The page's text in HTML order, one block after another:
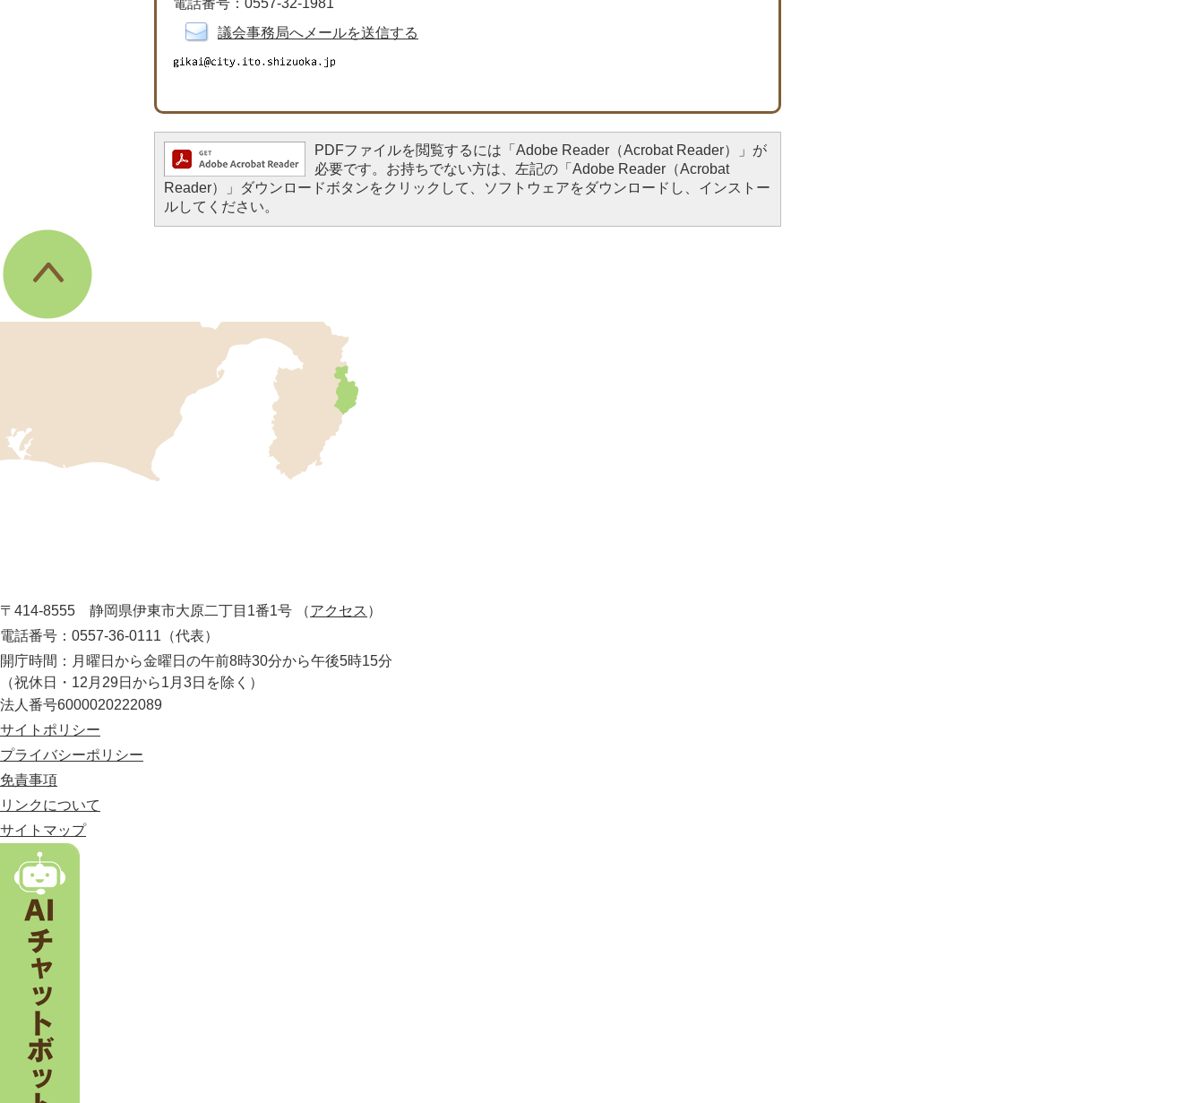
電話番号：0557-32-1981
議会事務局へメールを送信する
PDFファイルを閲覧するには「Adobe Reader（Acrobat Reader）」が
必要です。お持ちでない方は、左記の「Adobe Reader（Acrobat
Reader）」ダウンロードボタンをクリックして、ソフトウェアをダウンロードし、インストー
ルしてください。
を
記
県
の
東
部
に
位
置
す
る
市
所
〒414-8555 静岡県伊東市大原二丁目1番1号 （アクセス ）
電話番号：0557-36-0111（代表）
開庁時間：月曜日から金曜日の午前8時30分から午後5時15分
（祝休日・12月29日から1月3日を除く）
法人番号6000020222089
サイトポリシー
プライバシーポリシー
免責事項
リンクについて
サイトマップ